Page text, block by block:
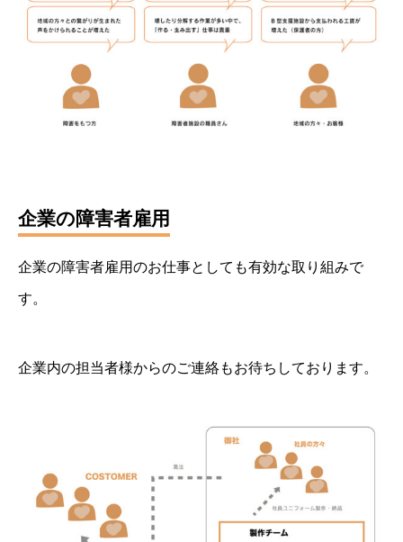
企業の障害者雇用
企業の障害者雇用のお仕事としても有効な取り組みで
す。
企業内の担当者様からのご連絡もお待ちしております。